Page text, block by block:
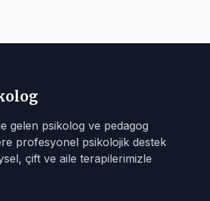
gelen psikolog ve pedagog
profesyonel psikolojik destek
çift ve aile terapilerimizle